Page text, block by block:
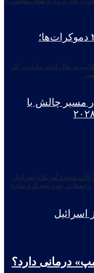
برنده تقویم مقدماتی ۲۰۲۸ دموکرات‌ها؛
مسیر چالش با
اسرائیل
درمانی دارد؟